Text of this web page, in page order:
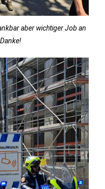
aber wichtiger Job an